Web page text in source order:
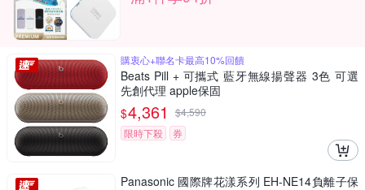
購衷心+聯名卡最高10%回饋
Beats Pill + 可攜式 藍牙無線揚聲器 3色 可選
先創代理 apple保固
$4,361 $4,590
限時下殺
券
Panasonic 國際牌花漾系列 EH-NE14負離子保